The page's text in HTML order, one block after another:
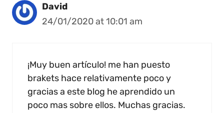
David
24/01/2020 at 10:01 am
¡Muy buen artículo! me han puesto
brakets hace relativamente poco y
gracias a este blog he aprendido un
poco mas sobre ellos. Muchas gracias.